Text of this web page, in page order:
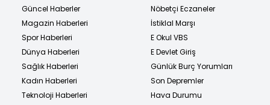
Güncel Haberler
Magazin Haberleri
Spor Haberleri
Dünya Haberleri
Sağlık Haberleri
Kadın Haberleri
Teknoloji Haberleri
Nöbetçi Eczaneler
İstiklal Marşı
E Okul VBS
E Devlet Giriş
Günlük Burç Yorumları
Son Depremler
Hava Durumu